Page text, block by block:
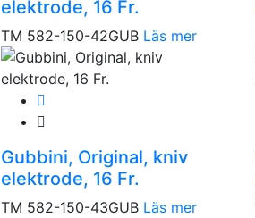
elektrode, 16 Fr.
TM 582-150-42GUB Läs mer
Gubbini, Original, kniv
elektrode, 16 Fr.
TM 582-150-43GUB Läs mer